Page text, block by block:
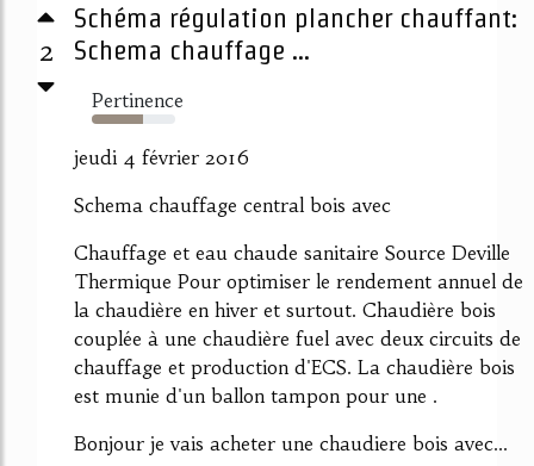
2
Schéma régulation plancher chauffant:
Schema chauffage ...
Pertinence
62%
jeudi 4 février 2016
Schema chauffage central bois avec
Chauffage et eau chaude sanitaire Source Deville
Thermique Pour optimiser le rendement annuel de
la chaudière en hiver et surtout. Chaudière bois
couplée à une chaudière fuel avec deux circuits de
chauffage et production d'ECS. La chaudière bois
est munie d'un ballon tampon pour une .
Bonjour je vais acheter une chaudiere bois avec...